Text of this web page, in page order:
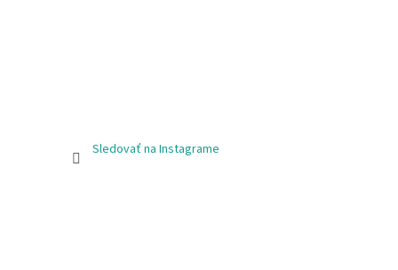
Sledovať na Instagrame